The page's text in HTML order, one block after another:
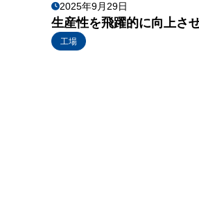
2025年9月29日
生産性を飛躍的に向上さ
工場